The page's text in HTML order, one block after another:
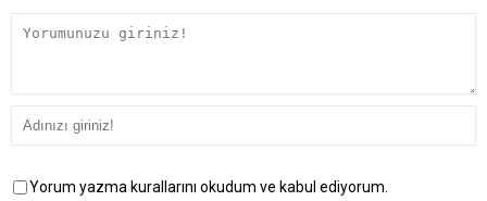
Yorum yazma kurallarını okudum ve kabul ediyorum.